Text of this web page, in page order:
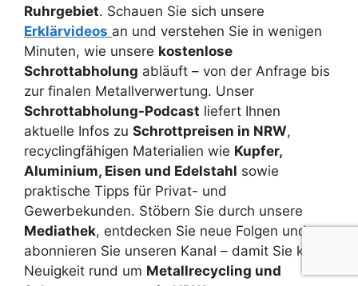
Ruhrgebiet. Schauen Sie sich unsere
Erklärvideos an und verstehen Sie in wenigen
Minuten, wie unsere kostenlose
Schrottabholung abläuft – von der Anfrage bis
zur finalen Metallverwertung. Unser
Schrottabholung-Podcast liefert Ihnen
aktuelle Infos zu Schrottpreisen in NRW,
recyclingfähigen Materialien wie Kupfer,
Aluminium, Eisen und Edelstahl sowie
praktische Tipps für Privat- und
Gewerbekunden. Stöbern Sie durch unsere
Mediathek, entdecken Sie neue Folgen und
abonnieren Sie unseren Kanal – damit Sie keine
Neuigkeit rund um Metallrecycling und